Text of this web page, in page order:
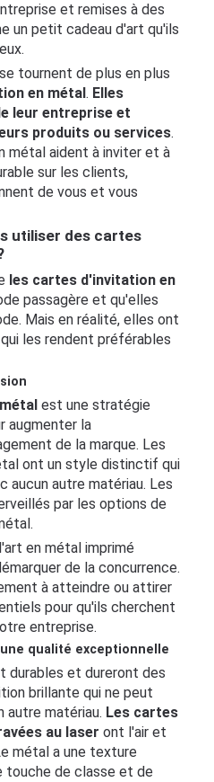
et remises à des
un petit cadeau d'art qu'ils
tournent de plus en plus
en métal . Elles
leur entreprise et
produits ou services.
métal aident à inviter et à
sur les clients,
de vous et vous
utiliser des cartes
les cartes d'invitation en
passagère et qu'elles
Mais en réalité, elles ont
les rendent préférables
est une stratégie
augmenter la
de la marque. Les
ont un style distinctif qui
aucun autre matériau. Les
par les options de
en métal imprimé
de la concurrence.
à atteindre ou attirer
pour qu'ils cherchent
entreprise.
qualité exceptionnelle
durables et dureront des
brillante qui ne peut
autre matériau. Les cartes
au laser ont l'air et
métal a une texture
touche de classe et de